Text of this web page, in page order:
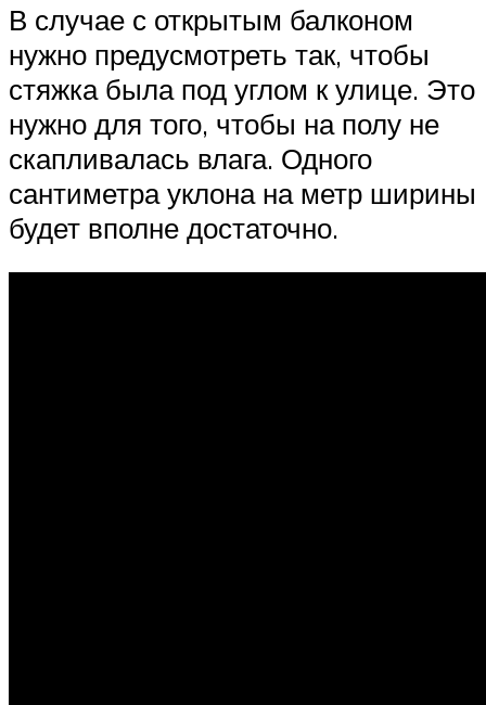
В случае с открытым балконом
нужно предусмотреть так, чтобы
стяжка была под углом к улице. Это
нужно для того, чтобы на полу не
скапливалась влага. Одного
сантиметра уклона на метр ширины
будет вполне достаточно.